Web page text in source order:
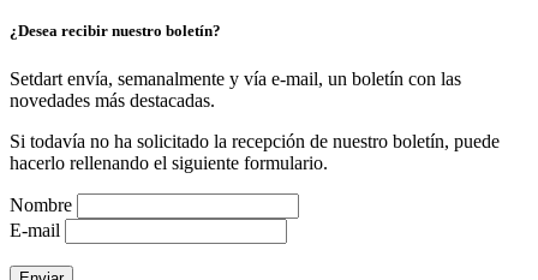
¿Desea recibir nuestro boletín?
Setdart envía, semanalmente y vía e-mail, un boletín con las
novedades más destacadas.
Si todavía no ha solicitado la recepción de nuestro boletín, puede
hacerlo rellenando el siguiente formulario.
Nombre
E-mail